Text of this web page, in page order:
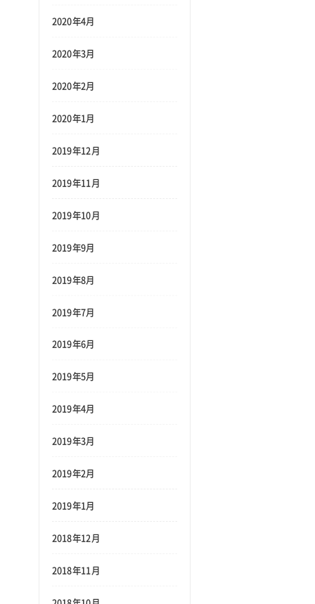
2020年4月
2020年3月
2020年2月
2020年1月
2019年12月
2019年11月
2019年10月
2019年9月
2019年8月
2019年7月
2019年6月
2019年5月
2019年4月
2019年3月
2019年2月
2019年1月
2018年12月
2018年11月